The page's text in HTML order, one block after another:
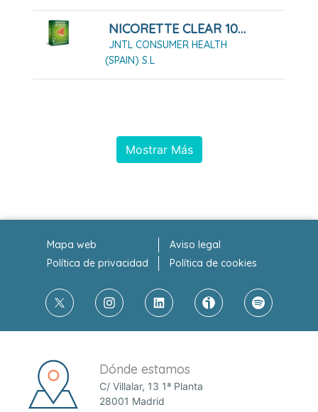
NICORETTE CLEAR 10 MG/16 HORAS 14 PARCHES
JNTL CONSUMER HEALTH
(SPAIN) S.L
Mostrar Más
Mapa web
Aviso legal
Política de privacidad
Política de cookies
Dónde estamos
C/ Villalar, 13 1ª Planta
28001 Madrid